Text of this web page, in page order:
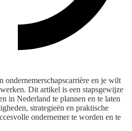
ondernemerschapscarrière en je wilt
Dit artikel is een stapsgewijze
in Nederland te plannen en te laten
strategieën en praktische
ondernemer te worden en te